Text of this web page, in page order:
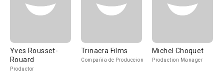
Yves Rousset-
Rouard
Productor
Trinacra Films
Compañía de Produccion
Michel Choquet
Production Manager